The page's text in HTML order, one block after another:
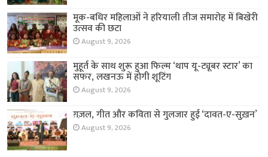
मूक-बधिर महिलाओं ने हरियाली तीज समारोह में बिखेरी
उत्सव की छटा
August 9, 2026
मुहूर्त के साथ शुरू हुआ फिल्म ‘थाप यू-ट्यूबर स्टार’ का
सफर, लखनऊ में होगी शूटिंग
August 9, 2026
ग़ज़ल, गीत और कविता से गुलजार हुई ‘दावत-ए-सुख़न’
August 9, 2026